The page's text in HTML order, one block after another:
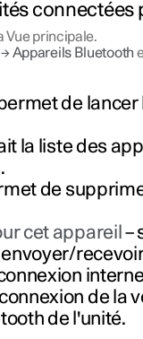
connectées
Vue principale.
→Appareils Bluetooth
de
la liste des
de
cet appareil –
de la
de l'unité.